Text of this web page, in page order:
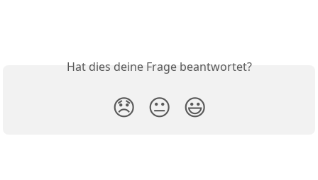
Hat dies deine Frage beantwortet?
😞 😐 😃